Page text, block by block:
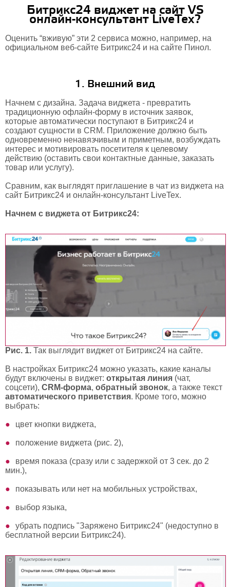
Битрикс24 виджет на сайт VS
онлайн-консультант LiveTex?
Оценить “вживую” эти 2 сервиса можно, например, на
официальном веб-сайте Битрикс24 и на сайте Пинол.
1. Внешний вид
Начнем с дизайна. Задача виджета - превратить
традиционную офлайн-форму в источник заявок,
которые автоматически поступают в Битрикс24 и
создают сущности в CRM. Приложение должно быть
одновременно ненавязчивым и приметным, возбуждать
интерес и мотивировать посетителя к целевому
действию (оставить свои контактные данные, заказать
товар или услугу).
Сравним, как выглядят приглашение в чат из виджета на
сайт Битрикс24 и онлайн-консультант LiveTex.
Начнем с виджета от Битрикс24:
Рис. 1. Так выглядит виджет от Битрикс24 на сайте.
В настройках Битрикс24 можно указать, какие каналы
будут включены в виджет: открытая линия (чат,
соцсети), CRM-форма, обратный звонок, а также текст
автоматического приветствия. Кроме того, можно
выбрать:
цвет кнопки виджета,
положение виджета (рис. 2),
время показа (сразу или с задержкой от 3 сек. до 2
мин.),
показывать или нет на мобильных устройствах,
выбор языка,
убрать подпись "Заряжено Битрикс24" (недоступно в
бесплатной версии Битрикс24).